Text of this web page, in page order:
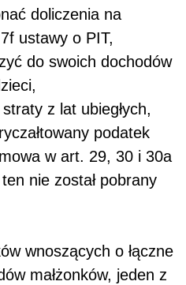
doliczenia na
ustawy o PIT,
do swoich dochodów
z lat ubiegłych,
podatek
w art. 29, 30 i 30a
nie został pobrany
wnoszących o łączne
małżonków, jeden z